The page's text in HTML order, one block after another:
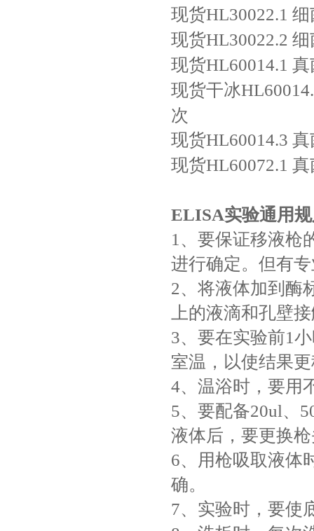
现货HL30022.1 细
现货HL30022.2 细
现货HL60014.1 真
现货干冰
次
现货HL60014.3 真
现货HL60072.1 真
ELISA实验通用
1、要保证移液枪
进行确定。但有
2、将液体加到酶
上的液滴和孔壁
3、要在实验前1
室温，以使结果
4、温浴时，要用
5、要配备20ul、
液体后，要更换
6、用枪吸取液体
确。
7、实验时，要使